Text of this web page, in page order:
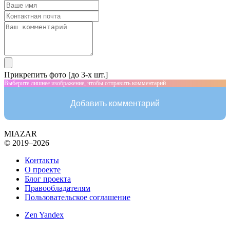
Прикрепить фото [до 3-х шт.]
Выберите лишнее изображение, чтобы отправить комментарий
Добавить комментарий
MIAZAR
© 2019–2026
Контакты
О проекте
Блог проекта
Правообладателям
Пользовательское соглашение
Zen Yandex